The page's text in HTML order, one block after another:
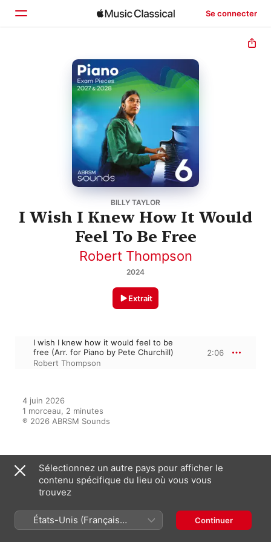
Se connecter
Accueil
Parcourir
Rechercher
BILLY TAYLOR
I Wish I Knew How It Would
Feel To Be Free
Robert Thompson
2024
Extrait
I wish I knew how it would feel to be
free (Arr. for Piano by Pete Churchill)
Robert Thompson
2:06
4 juin 2026
1 morceau, 2 minutes
℗ 2026 ABRSM Sounds
Sur l’album
Piano Exam Pieces 2027 &
2028, ABRSM Grade 6
Sélectionnez un autre pays pour afficher le
contenu spécifique du lieu où vous vous
trouvez
États-Unis (Français
France)
Continuer